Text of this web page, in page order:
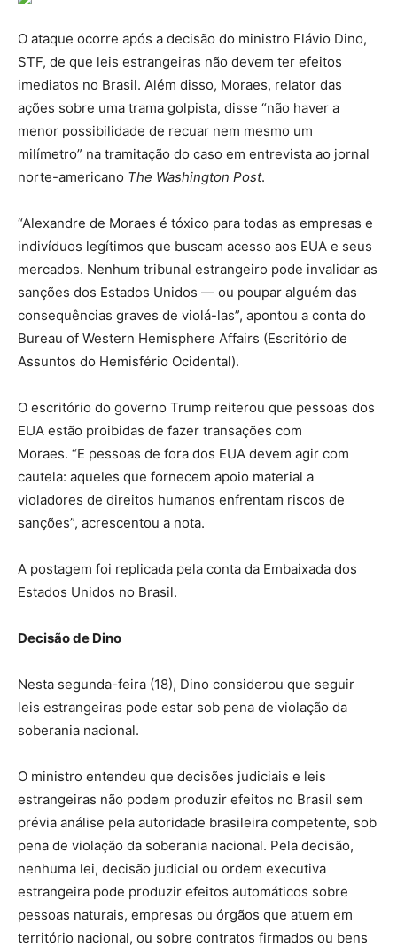
O ataque ocorre após a decisão do ministro Flávio Dino,
STF, de que leis estrangeiras não devem ter efeitos
imediatos no Brasil. Além disso, Moraes, relator das
ações sobre uma trama golpista, disse “não haver a
menor possibilidade de recuar nem mesmo um
milímetro” na tramitação do caso em entrevista ao jornal
norte-americano The Washington Post.
“Alexandre de Moraes é tóxico para todas as empresas e
indivíduos legítimos que buscam acesso aos EUA e seus
mercados. Nenhum tribunal estrangeiro pode invalidar as
sanções dos Estados Unidos — ou poupar alguém das
consequências graves de violá-las”, apontou a conta do
Bureau of Western Hemisphere Affairs (Escritório de
Assuntos do Hemisfério Ocidental).
O escritório do governo Trump reiterou que pessoas dos
EUA estão proibidas de fazer transações com
Moraes. “E pessoas de fora dos EUA devem agir com
cautela: aqueles que fornecem apoio material a
violadores de direitos humanos enfrentam riscos de
sanções”, acrescentou a nota.
A postagem foi replicada pela conta da Embaixada dos
Estados Unidos no Brasil.
Decisão de Dino
Nesta segunda-feira (18), Dino considerou que seguir
leis estrangeiras pode estar sob pena de violação da
soberania nacional.
O ministro entendeu que decisões judiciais e leis
estrangeiras não podem produzir efeitos no Brasil sem
prévia análise pela autoridade brasileira competente, sob
pena de violação da soberania nacional. Pela decisão,
nenhuma lei, decisão judicial ou ordem executiva
estrangeira pode produzir efeitos automáticos sobre
pessoas naturais, empresas ou órgãos que atuem em
território nacional, ou sobre contratos firmados ou bens